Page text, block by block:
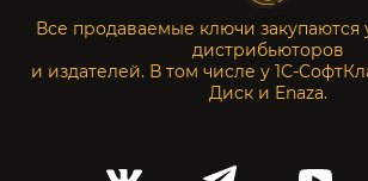
Все продаваемые ключи
дистрибьюторов
и издателей. В том числе у 1С-
Диск и Enaza.